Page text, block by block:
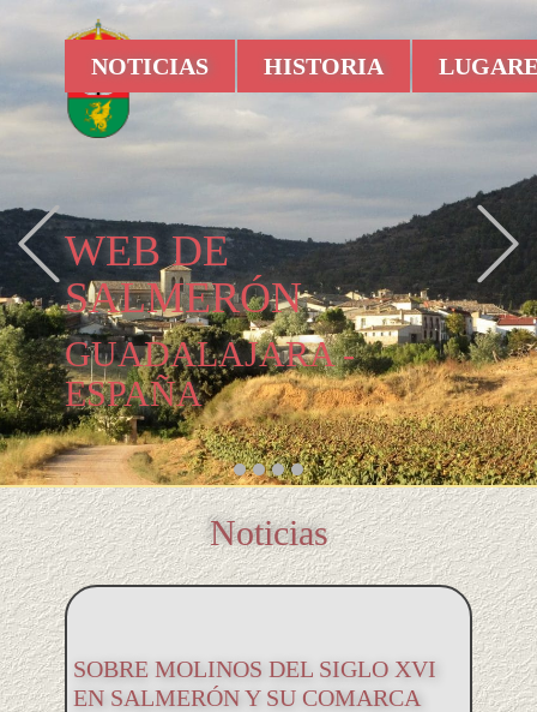
NOTICIAS HISTORIA
WEB DE
SALMERÓN
GUADALAJARA -
ESPAÑA
Previous
Noticias
SOBRE MOLINOS DEL SIGLO XVI
EN SALMERÓN Y SU COMARCA